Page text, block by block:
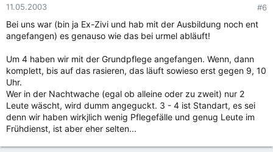
11.05.2003 #6
Bei uns war (bin ja Ex-Zivi und hab mit der Ausbildung noch ent
angefangen) es genauso wie das bei urmel abläuft!
Um 4 haben wir mit der Grundpflege angefangen. Wenn, dann
komplett, bis auf das rasieren, das läuft sowieso erst gegen 9, 10
Uhr.
Wer in der Nachtwache (egal ob alleine oder zu zweit) nur 2
Leute wäscht, wird dumm angeguckt. 3 - 4 ist Standart, es sei
denn wir haben wirkjlich wenig Pflegefälle und genug Leute im
Frühdienst, ist aber eher selten...